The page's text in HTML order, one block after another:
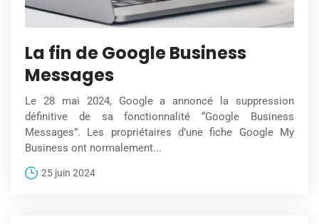
La fin de Google Business
Messages
Le 28 mai 2024, Google a annoncé la suppression
définitive de sa fonctionnalité “Google Business
Messages”. Les propriétaires d’une fiche Google My
Business ont normalement...
25 juin 2024